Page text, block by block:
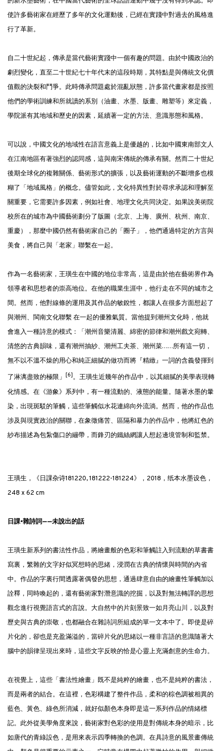
使許多藝術家在經歷了多年的文化運動後，已經在實踐中對過去的風格進
行了革新。
自二十世紀起，傳承是當代藝術實踐中一個有趣的問題。由於中國政治的
劇烈變化，直至二十世紀七十年代末的這段時期，其特點是與傳統文化價
值觀的決裂和鬥爭。此時傳承問題處於混亂狀態，許多當代畫家都是按照
他們的學術訓練和所就讀的系別（油畫、水墨、版畫、雕塑等）來定義，
學院派有其地域和歷史的因素，延續著一定的方法、意識形態和風格。
可以說，中國文化的地域性在語言意義上是優越的，比如中國東南部文人
在江南地區有著強烈的認同感，這與南宋傳統的傳承有關。然而二十世紀
後期全球化的複雜關係、藝術形式的擴張，以及藝術運動的不斷增多也模
糊了「地域風格」的概念。儘管如此，文化特異性對於尋求承認和理解至
關重要，它需要許多因素，例如社會、地理文化共同決定。如果說美術院
校所在的城市為中國藝術劃分了版圖（北京、上海、廣州、杭州、南京、
重慶），那麼中國仍然有藝術家自己的「圈子」，他們通過特定的方言與
美食，將自己與「老家」聯繫在一起。
作為一名藝術家，王璜生在中國的地位非常高，這是由於他在藝術界作為
領導者和思想者的崇高地位。在他的職業生涯中，他行走在不同的城市之
間。然而，他對線條的運用及其作品的敏銳性，都讓人在很多方面想起了
與潮州、閩南文化聯繫 在一起的優雅氣質。當他提到潮州文化時，他就
會進入一種詩意的模式：「潮州音樂清麗、綿密的節律和潮州戲文宛轉、
清悠的古典韻味，還有潮州抽紗、潮州工夫茶、潮州菜……所有這一切，
無不以不溫不燥的用心和純正細膩的做功而將『精緻』一詞的含義發揮到
了淋漓盡致的極限」
[6] 。王璜生近幾年的作品中，以其細膩的美學表現轉
化情感。在《游·象》系列中，有一種流動的、液態的能量。隨著水墨的暈
染，出現斑駁的筆觸，這些筆觸似水花連綿向外流淌。然而，他的作品也
涉及與現實政治的關聯，在象徵痛苦、區隔和暴力的作品中，他將紅色的
紗布描述為包紮傷口的繃帶，而鋒刃的鐵絲網讓人想起邊境管制和監禁。
王璜生，《日課·杂诗181220, 181222-181224》，2018，纸本水墨设色，
248 x 62 cm
日課•雜詩詞——未說出的話
王璜生新系列的書法性作品，將繪畫般的色彩和筆觸註入到流動的草書書
寫裏，繁雜的文字好似冥想時的思緒，浸潤在古典的情懷與時間的內省
中。作品的字裏行間透露著偶發的思想，通過肆意自由的繪畫性筆觸加以
詮釋，同時喚起的，還有藝術家對潛意識的挖掘，以及對無法轉譯的思想
觀念進行視覺語言式的言說。大自然中的片刻景致一如月亮山川，以及對
歷史與古典的崇敬，也都融合在雜詩詞所組成的單一文本中了。即使是碎
片化的，卻也是充盈滿溢的，當碎片化的思緒以一種非言語的意識隨著大
腦中的韻律呈現出來時，這些文字反映的恰是心靈上充滿創意的生命力。
在視覺上，這些「書法性繪畫」既不是純粹的繪畫，也不是純粹的書法，
而是兩者的結合。在這裡，色彩構建了整件作品，柔和的棕色調被相異的
藍色、黃色、綠色所消減，就好似顏色本身即是這一系列作品的情緒標
記。此外從美學角度來說，藝術家對色彩的使用是對傳統本身的暗示，比
如唐代的青綠設色，是用來表示四季轉換的色調。在具詩意的風景畫傳統